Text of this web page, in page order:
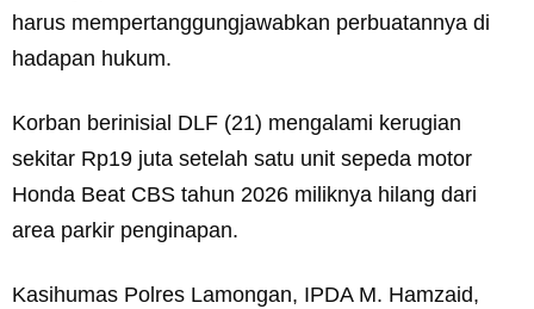
harus mempertanggungjawabkan perbuatannya di
hadapan hukum.
Korban berinisial DLF (21) mengalami kerugian
sekitar Rp19 juta setelah satu unit sepeda motor
Honda Beat CBS tahun 2026 miliknya hilang dari
area parkir penginapan.
Kasihumas Polres Lamongan, IPDA M. Hamzaid,